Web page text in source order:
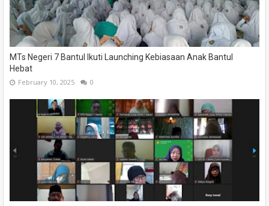
MTs Negeri 7 Bantul Ikuti Launching Kebiasaan Anak Bantul
Hebat
February 10, 2025 0